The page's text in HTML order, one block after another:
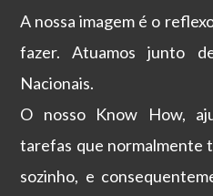
A nossa imagem é o
fazer. Atuamos junto
Nacionais.
O nosso Know How,
tarefas que normalmente
sozinho, e